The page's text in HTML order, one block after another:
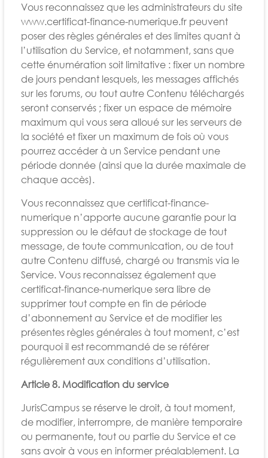
Vous reconnaissez que les administrateurs du site
www.certificat-finance-numerique.fr peuvent
poser des règles générales et des limites quant à
l’utilisation du Service, et notamment, sans que
cette énumération soit limitative : fixer un nombre
de jours pendant lesquels, les messages affichés
sur les forums, ou tout autre Contenu téléchargés
seront conservés ; fixer un espace de mémoire
maximum qui vous sera alloué sur les serveurs de
la société et fixer un maximum de fois où vous
pourrez accéder à un Service pendant une
période donnée (ainsi que la durée maximale de
chaque accès).
Vous reconnaissez que certificat-finance-
numerique n’apporte aucune garantie pour la
suppression ou le défaut de stockage de tout
message, de toute communication, ou de tout
autre Contenu diffusé, chargé ou transmis via le
Service. Vous reconnaissez également que
certificat-finance-numerique sera libre de
supprimer tout compte en fin de période
d’abonnement au Service et de modifier les
présentes règles générales à tout moment, c’est
pourquoi il est recommandé de se référer
régulièrement aux conditions d’utilisation.
Article 8. Modification du service
JurisCampus se réserve le droit, à tout moment,
de modifier, interrompre, de manière temporaire
ou permanente, tout ou partie du Service et ce
sans avoir à vous en informer préalablement. La